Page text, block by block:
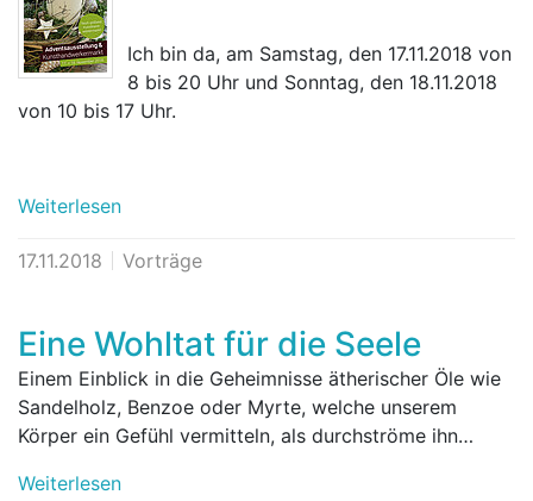
Ich bin da, am Samstag, den 17.11.2018 von
8 bis 20 Uhr und Sonntag, den 18.11.2018
von 10 bis 17 Uhr.
Weiterlesen
17.11.2018 Vorträge
Eine Wohltat für die Seele
Einem Einblick in die Geheimnisse ätherischer Öle wie
Sandelholz, Benzoe oder Myrte, welche unserem
Körper ein Gefühl vermitteln, als durchströme ihn…
Weiterlesen